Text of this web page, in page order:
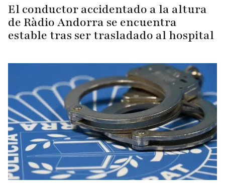
El conductor accidentado a la altura
de Ràdio Andorra se encuentra
estable tras ser trasladado al hospital